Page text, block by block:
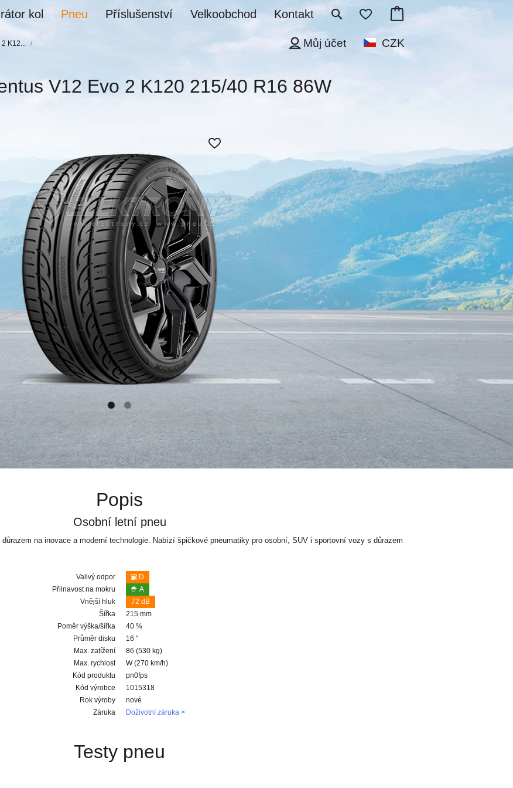
Kontakt
Velkoobchod
Příslušenství
Pneu
kol
2 K12... / CZK
Můj účet
V12 Evo 2 K120 215/40 R16 86W
Popis
Osobní letní pneu
na inovace a moderní technologie. Nabízí špičkové pneumatiky pro osobní, SUV i sportovní vozy s důrazem
Valivý odpor
D
Přilnavost na mokru
A
Vnější hluk
72 dB
Šířka
215 mm
Poměr výška/šířka
40 %
Průměr disku
16 "
Max. zatížení
86 (530 kg)
Max. rychlost
W (270 km/h)
Kód produktu
pn0fps
Kód výrobce
1015318
Rok výroby
nové
Záruka
Doživotní záruka >
Testy pneu